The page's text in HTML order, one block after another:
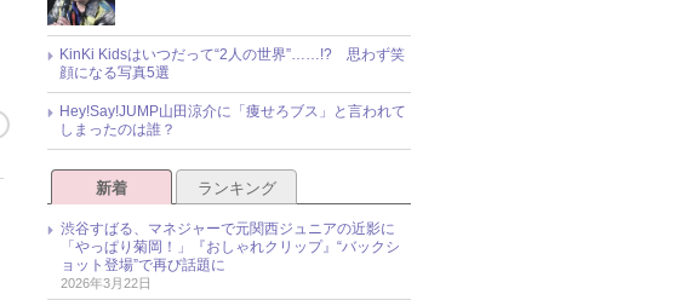
KinKi Kidsはいつだって“2人の世界”……!? 思わず笑
顔になる写真5選
Hey!Say!JUMP山田涼介に「痩せろブス」と言われて
しまったのは誰？
新着 ランキング
渋谷すばる、マネジャーで元関西ジュニアの近影に
「やっぱり菊岡！」『おしゃれクリップ』“バックシ
ョット登場”で再び話題に
2026年3月22日